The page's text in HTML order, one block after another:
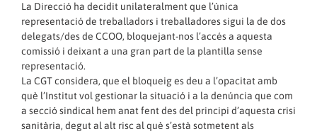
La Direcció ha decidit unilateralment que l’única
representació de treballadors i treballadores sigui la de dos
delegats/des de CCOO, bloquejant-nos l’accés a aquesta
comissió i deixant a una gran part de la plantilla sense
representació.
La CGT considera, que el bloqueig es deu a l’opacitat amb
què l’Institut vol gestionar la situació i a la denúncia que com
a secció sindical hem anat fent des del principi d’aquesta crisi
sanitària, degut al alt risc al què s’està sotmetent als